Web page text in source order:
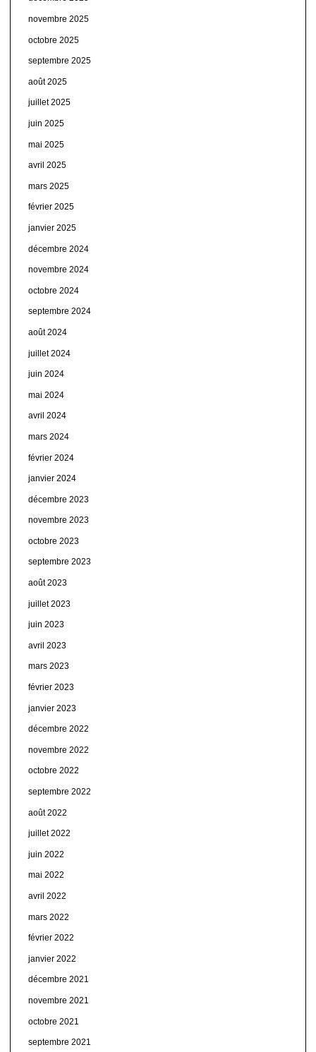
novembre 2025
octobre 2025
septembre 2025
août 2025
juillet 2025
juin 2025
mai 2025
avril 2025
mars 2025
février 2025
janvier 2025
décembre 2024
novembre 2024
octobre 2024
septembre 2024
août 2024
juillet 2024
juin 2024
mai 2024
avril 2024
mars 2024
février 2024
janvier 2024
décembre 2023
novembre 2023
octobre 2023
septembre 2023
août 2023
juillet 2023
juin 2023
avril 2023
mars 2023
février 2023
janvier 2023
décembre 2022
novembre 2022
octobre 2022
septembre 2022
août 2022
juillet 2022
juin 2022
mai 2022
avril 2022
mars 2022
février 2022
janvier 2022
décembre 2021
novembre 2021
octobre 2021
septembre 2021